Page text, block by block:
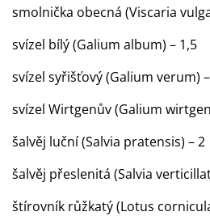
smolnička obecná (Viscaria
svízel bílý (Galium album) – 1,5
svízel syřišťový (Galium verum)
svízel Wirtgenův (Galium
šalvěj luční (Salvia pratensis) – 2
šalvěj přeslenitá (Salvia
štírovník růžkatý (Lotus